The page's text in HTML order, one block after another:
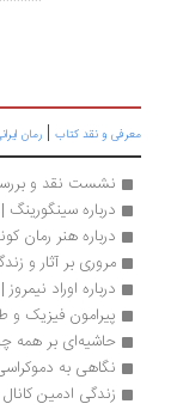
و نقد کتاب|رمان ایرانی|
نشست نقد و بررسی
درباره سینگورینگ | متین
درباره هنر رمان کوندرا
مروری بر آثار و
درباره اوراد نیمروز |
پیرامون فیزیک و
حاشیه‌ای بر همه چیز از
نگاهی به دموکراسی
زندگی ادمین کانال